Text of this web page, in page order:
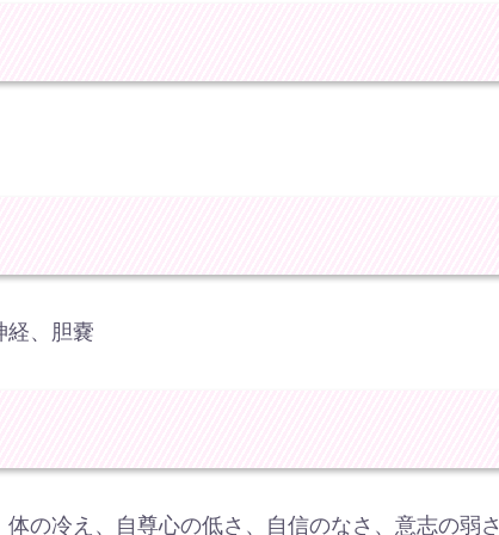
経、胆嚢
の冷え、自尊心の低さ、自信のなさ、意志の弱さ